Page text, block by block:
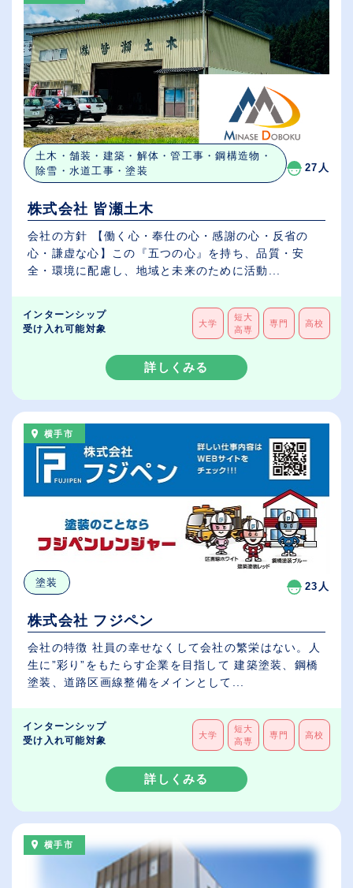
土木・舗装・建築・解体・管工事・鋼構造物・
除雪・水道工事・塗装
27人
株式会社 皆瀬土木
会社の方針 【働く心・奉仕の心・感謝の心・反省の
心・謙虚な心】この『五つの心』を持ち、品質・安
全・環境に配慮し、地域と未来のために活動...
インターンシップ
受け入れ可能対象
大学
短大
高専
専門 高校
詳しくみる
横手市
塗装 23人
株式会社 フジペン
会社の特徴 社員の幸せなくして会社の繁栄はない。人
生に”彩り”をもたらす企業を目指して 建築塗装、鋼橋
塗装、道路区画線整備をメインとして...
インターンシップ
受け入れ可能対象
大学
短大
高専
専門 高校
詳しくみる
横手市